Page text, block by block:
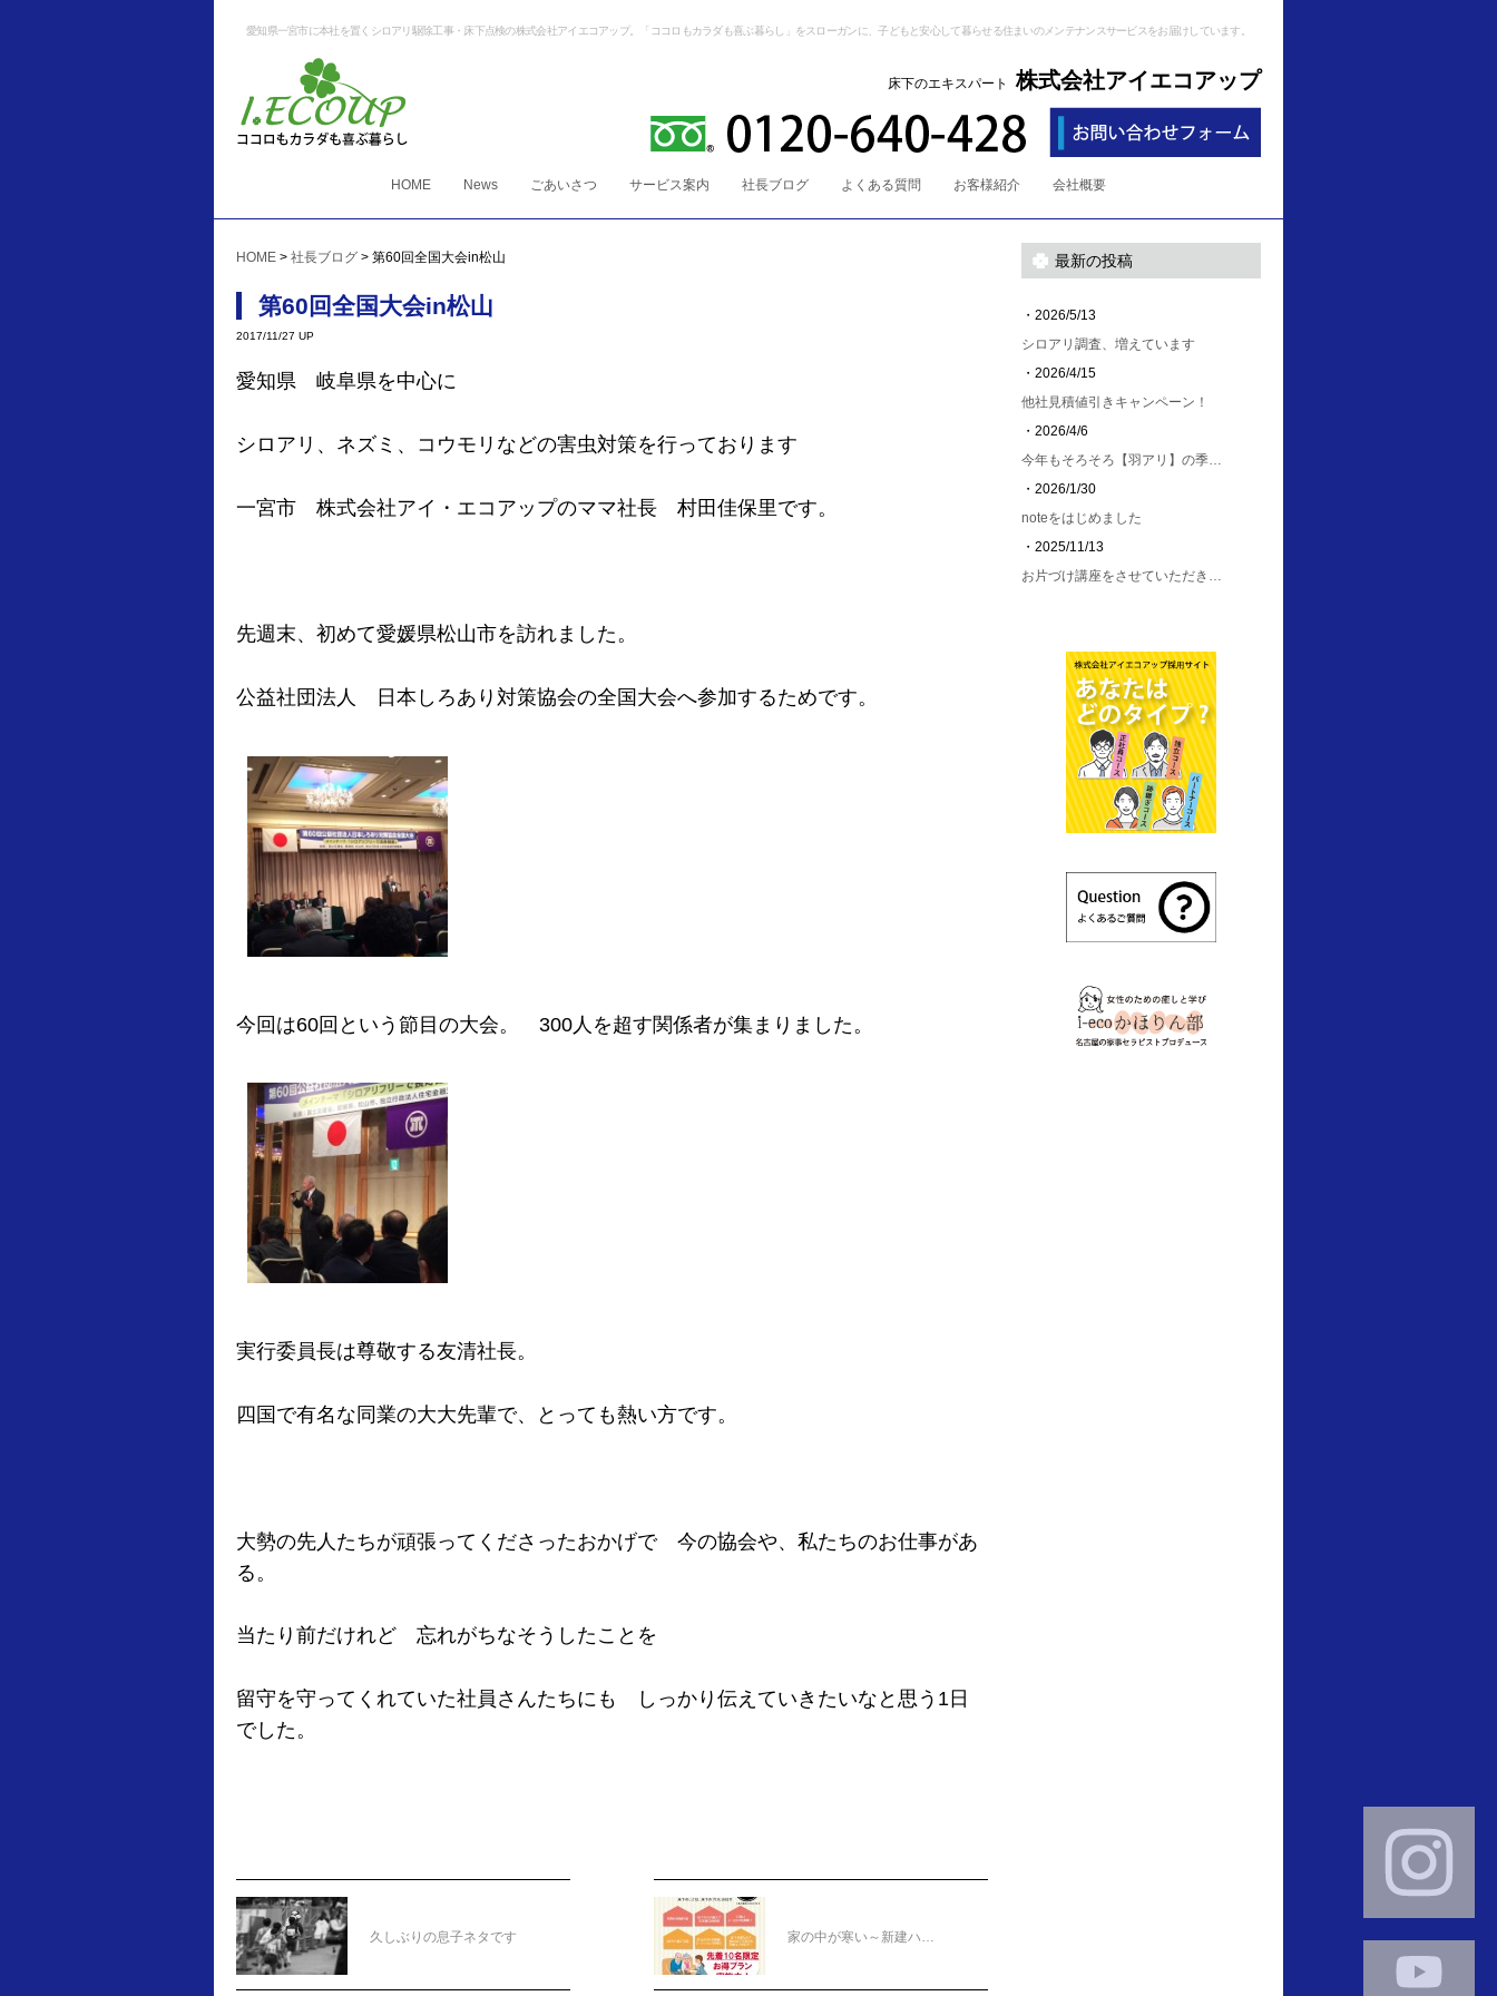
愛知県一宮市に本社を置くシロアリ駆除工事・床下点検の株式会社アイエコアップ。「ココロもカラダも喜ぶ暮らし」をスローガンに、子どもと安心して暮らせる住まいのメンテナンスサービスをお届けしています。
床下のエキスパート 株式会社アイエコアップ
HOME News ごあいさつ サービス案内 社長ブログ よくある質問 お客様紹介 会社概要
HOME > 社長ブログ > 第60回全国大会in松山
第60回全国大会in松山
2017/11/27 UP
愛知県 岐阜県を中心に
シロアリ、ネズミ、コウモリなどの害虫対策を行っております
一宮市 株式会社アイ・エコアップのママ社長 村田佳保里です。
先週末、初めて愛媛県松山市を訪れました。
公益社団法人 日本しろあり対策協会の全国大会へ参加するためです。
今回は60回という節目の大会。 300人を超す関係者が集まりました。
実行委員長は尊敬する友清社長。
四国で有名な同業の大大先輩で、とっても熱い方です。
大勢の先人たちが頑張ってくださったおかげで 今の協会や、私たちのお仕事があ
る。
当たり前だけれど 忘れがちなそうしたことを
留守を守ってくれていた社員さんたちにも しっかり伝えていきたいなと思う1日
でした。
久しぶりの息子ネタです 家の中が寒い～新建ハ…
最新の投稿
・2026/5/13
シロアリ調査、増えています
・2026/4/15
他社見積値引きキャンペーン！
・2026/4/6
今年もそろそろ【羽アリ】の季…
・2026/1/30
noteをはじめました
・2025/11/13
お片づけ講座をさせていただき…